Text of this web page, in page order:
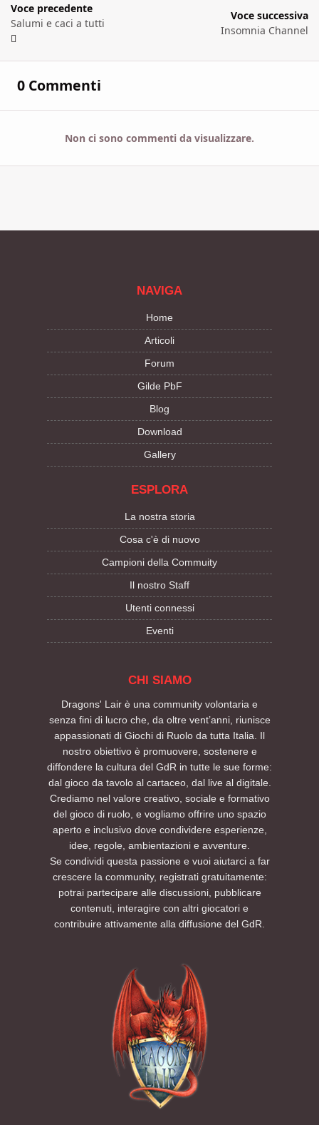
Voce precedente
Salumi e caci a tutti
Voce successiva
Insomnia Channel
0 Commenti
Non ci sono commenti da visualizzare.
NAVIGA
Home
Articoli
Forum
Gilde PbF
Blog
Download
Gallery
ESPLORA
La nostra storia
Cosa c'è di nuovo
Campioni della Commuity
Il nostro Staff
Utenti connessi
Eventi
CHI SIAMO
Dragons' Lair è una community volontaria e
senza fini di lucro che, da oltre vent’anni, riunisce
appassionati di Giochi di Ruolo da tutta Italia. Il
nostro obiettivo è promuovere, sostenere e
diffondere la cultura del GdR in tutte le sue forme:
dal gioco da tavolo al cartaceo, dal live al digitale.
Crediamo nel valore creativo, sociale e formativo
del gioco di ruolo, e vogliamo offrire uno spazio
aperto e inclusivo dove condividere esperienze,
idee, regole, ambientazioni e avventure.
Se condividi questa passione e vuoi aiutarci a far
crescere la community, registrati gratuitamente:
potrai partecipare alle discussioni, pubblicare
contenuti, interagire con altri giocatori e
contribuire attivamente alla diffusione del GdR.